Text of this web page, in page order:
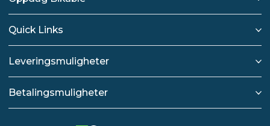
Quick Links
Leveringsmuligheter
Betalingsmuligheter